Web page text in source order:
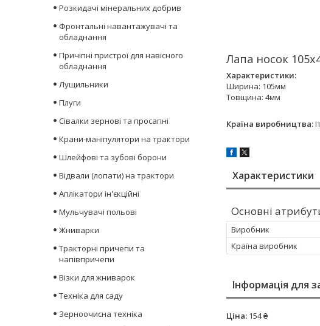
Лапа носок
Характеристики:
Ширина: 105мм
Товщина: 4мм
Країна виробництва:
Характеристики
Основні
Виробник
Країна виробник
Інформація для
Ціна: 154 ₴
Розкидачі мінеральних добрив
Фронтальні навантажувачі та
обладнання
Причіпні пристрої для навісного
обладнання
Лущильники
Плуги
Сівалки зернові та просапні
Крани-маніпулятори на трактори
Шлейфові та зубові борони
Відвали (лопати) на трактори
Аплікатори ін'єкційні
Мульчувачі польові
Жниварки
Тракторні причепи та
напівпричепи
Візки для жниварок
Техніка для саду
Зерноочисна техніка